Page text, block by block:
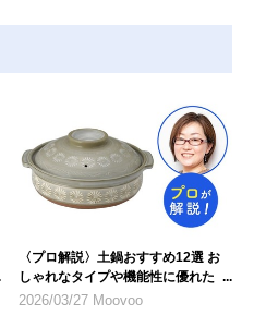
〈プロ解説〉土鍋おすすめ12選 お
しゃれなタイプや機能性に優れたも
のを紹介
2026/03/27 Moovoo